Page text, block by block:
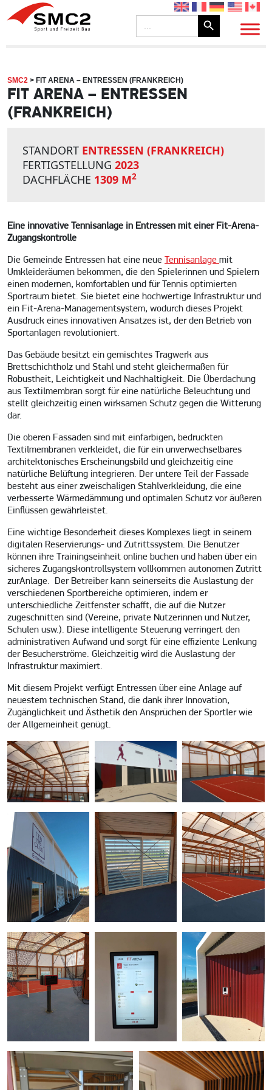
for:
Search Button
SMC2 > FIT ARENA – ENTRESSEN (FRANKREICH)
FIT ARENA – ENTRESSEN
(FRANKREICH)
STANDORT ENTRESSEN (FRANKREICH)
FERTIGSTELLUNG 2023
DACHFLÄCHE 1309 M2
Eine innovative Tennisanlage in Entressen mit einer Fit-Arena-
Zugangskontrolle
Die Gemeinde Entressen hat eine neue Tennisanlage mit
Umkleideräumen bekommen, die den Spielerinnen und Spielern
einen modernen, komfortablen und für Tennis optimierten
Sportraum bietet. Sie bietet eine hochwertige Infrastruktur und
ein Fit-Arena-Managementsystem, wodurch dieses Projekt
Ausdruck eines innovativen Ansatzes ist, der den Betrieb von
Sportanlagen revolutioniert.
Das Gebäude besitzt ein gemischtes Tragwerk aus
Brettschichtholz und Stahl und steht gleichermaßen für
Robustheit, Leichtigkeit und Nachhaltigkeit. Die Überdachung
aus Textilmembran sorgt für eine natürliche Beleuchtung und
stellt gleichzeitig einen wirksamen Schutz gegen die Witterung
dar.
Die oberen Fassaden sind mit einfarbigen, bedruckten
Textilmembranen verkleidet, die für ein unverwechselbares
architektonisches Erscheinungsbild und gleichzeitig eine
natürliche Belüftung integrieren. Der untere Teil der Fassade
besteht aus einer zweischaligen Stahlverkleidung, die eine
verbesserte Wärmedämmung und optimalen Schutz vor äußeren
Einflüssen gewährleistet.
Eine wichtige Besonderheit dieses Komplexes liegt in seinem
digitalen Reservierungs- und Zutrittssystem. Die Benutzer
können ihre Trainingseinheit online buchen und haben über ein
sicheres Zugangskontrollsystem vollkommen autonomen Zutritt
zurAnlage. Der Betreiber kann seinerseits die Auslastung der
verschiedenen Sportbereiche optimieren, indem er
unterschiedliche Zeitfenster schafft, die auf die Nutzer
zugeschnitten sind (Vereine, private Nutzerinnen und Nutzer,
Schulen usw.). Diese intelligente Steuerung verringert den
administrativen Aufwand und sorgt für eine effiziente Lenkung
der Besucherströme. Gleichzeitig wird die Auslastung der
Infrastruktur maximiert.
Mit diesem Projekt verfügt Entressen über eine Anlage auf
neuestem technischen Stand, die dank ihrer Innovation,
Zugänglichkeit und Ästhetik den Ansprüchen der Sportler wie
der Allgemeinheit genügt.